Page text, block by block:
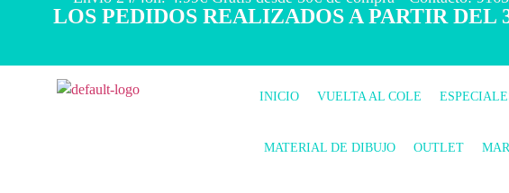
LOS PEDIDOS REALIZADOS A PARTIR DEL
INICIO VUELTA AL COLE
MATERIAL DE DIBUJO OUTLET